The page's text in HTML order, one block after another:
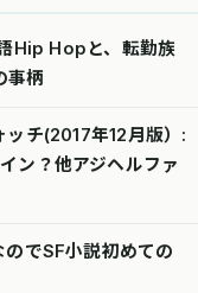
Hip Hopと、転勤族
事柄
チ(2017年12月版）:
ン？他アジヘルファ
のでSF小説初めての